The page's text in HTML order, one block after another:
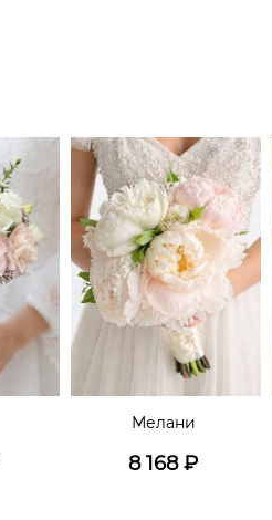
Мелани
8 168₽